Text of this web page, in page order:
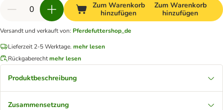
Zum Warenkorb
hinzufügen
Zum Warenkorb
hinzufügen
Versandt und verkauft von: Pferdefuttershop_de
Lieferzeit 2-5 Werktage. mehr lesen
Rückgaberechtmehr lesen
Produktbeschreibung
Zusammensetzung